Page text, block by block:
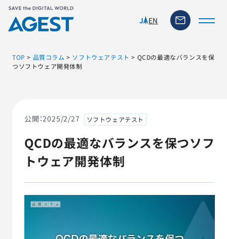
JAEN
ソリューション・サービス
脆弱性リスク管理ツール
ニュース
TOP > 品質コラム > ソフトウェアテスト > QCDの最適なバランスを保
つソフトウェア開発体制
公開：2025/2/27 ソフトウェアテスト
QCDの最適なバランスを保つソフ
トウェア開発体制